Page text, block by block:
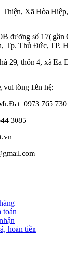
Thiện, Xã Hòa
đường số 17(
Tp. Thủ Đức, TP.
29, thôn 4, xã Ea
vui lòng liên hệ:
765 730
3085
toán
hoàn tiền